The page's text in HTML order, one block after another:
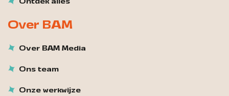
Over BAM
Over BAM Media
Ons team
Onze werkwijze